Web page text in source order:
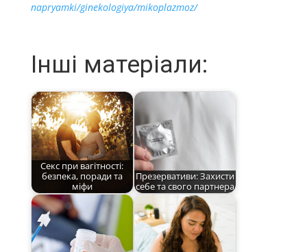
napryamki/ginekologiya/mikoplazmoz/
Інші матеріали:
Секс при вагітності:
безпека, поради та
міфи
Презервативи: Захисти
себе та свого партнера